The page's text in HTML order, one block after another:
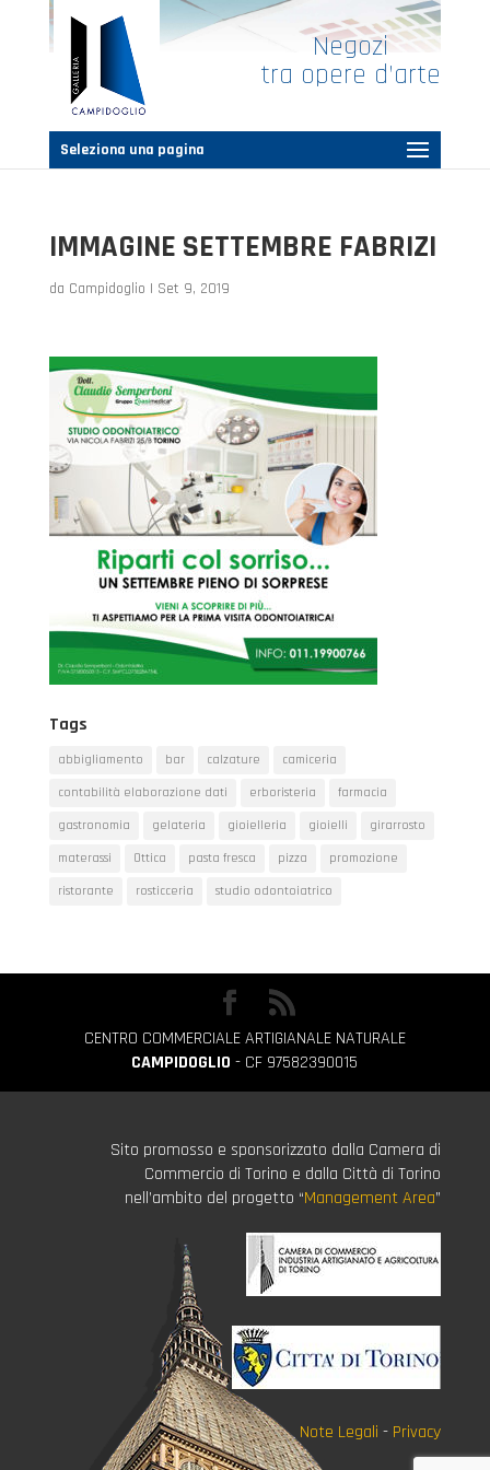
Negozi
tra opere d’arte
Seleziona una pagina
IMMAGINE SETTEMBRE FABRIZI
da Campidoglio | Set 9, 2019
Tags
abbigliamento bar calzature
camiceria
contabilità elaborazione dati
erboristeria
farmacia
gastronomia
gelateria gioielleria gioielli
girarrosto
materassi
Ottica pasta fresca pizza
promozione
ristorante
rosticceria studio odontoiatrico
CENTRO COMMERCIALE ARTIGIANALE NATURALE
CAMPIDOGLIO - CF 97582390015
Sito promosso e sponsorizzato dalla Camera di
Commercio di Torino e dalla Città di Torino
nell’ambito del progetto “Management Area”
Note Legali - Privacy